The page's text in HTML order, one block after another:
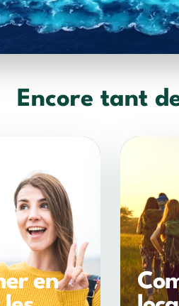
Encore tant
en